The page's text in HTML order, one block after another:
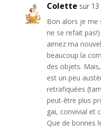
Colette sur
Bon alors je me
ne se refait
aimez ma
beaucoup la
des objets.
est un peu
retrafiquées
peut-être plus
gai, convivial et
Que de bonnes